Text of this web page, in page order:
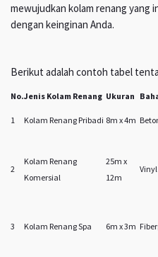
mewujudkan kolam renang yang
dengan keinginan Anda.
Berikut adalah contoh tabel
No.Jenis Kolam Renang Ukuran
1 Kolam Renang Pribadi 8m x 4m
2
Kolam Renang
Komersial
25m x
12m
Vinyl
3
Kolam Renang Spa 6m x 3m